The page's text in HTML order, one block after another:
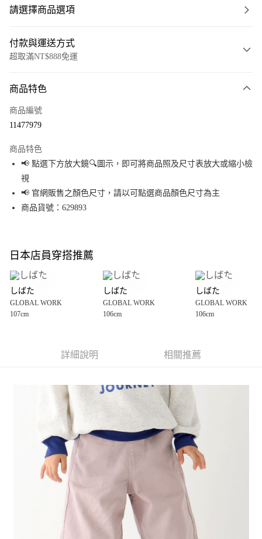
請選擇商品選項
付款與運送方式
超取滿NT$888免運
信用卡一次付款
Apple Pay
街口支付
悠遊付
全盈+PAY
大哥付你分期
【大哥付你分期使用說明】
1.本服務由台灣大哥大提供，台灣大哥大用戶可立即使用無須另外申請。
2.付款方式選擇「大哥付你分期」，訂單成立後會自動跳轉到大哥付的交易
3.實際核准額度、可分期數及費用金額請依後續交易確認頁面所載為準。
4.訂單成立30分鐘內，如未前往確認交易或遇審核未通過，訂單將自動取
【繳款方式說明】
1.分期款項不併入電信帳單，「大哥付你分期」於每月結算日後寄送繳費提
2.透過簡訊連結打開帳單後，可選擇「超商條碼／台灣大直營門市／銀行轉
帳／街口支付／iPASS MONEY」等通路繳費。
【注意事項】
1.本服務係由「台灣大哥大股份有限公司」（以下簡稱本公司）所提供，讓
用戶於交易時，得透過本服務購買商品或服務，並由商店將買賣／分期付款
買賣價金債權讓與本公司後，依約使用本公司帳單繳交帳款。
2.基於同意付款使用「大哥付你分期」之契約關係目的，商店將以您的個人
資料（包含姓名、電話或地址）提供予台灣大哥大進項蒐集、處理及利用，
由本公司與您本人進行分期帳單所需資料之確認、核對及更正。
3.完整用戶服務條款，請詳閱以下連結：https://oppay.tw/userRule
AFTEE先享後付
３．安心：先確認商品／服務後，再付款。
【「AFTEE先享後付」結帳流程】
１．於結帳方式選擇「AFTEE先享後付」後，將跳轉至「AFTEE先享後付」
結帳頁面，進行簡訊認證並確認金額後，即可完成結帳。
２．訂單成立數日內，您將收到繳費通知簡訊。
３．收到繳費通知簡訊後14天內，點擊此簡訊中的連結，可透過四大超商／
ATM／網路銀行／等多元方式進行付款，方視為交易完成。
※ 請注意：結帳手續完成當下不需立刻繳費，但若您需要取消訂單，請聯絡
購買商品的店家。未經商家同意取消之訂單仍視為有效，需透過AFTEE先享
※ 交易是否成功請以「AFTEE先享後付 」之結帳頁面顯示為準，若有關於
是否繳費成功／繳費後需取消欲退款等相關疑問，請聯繫「AFTEE先享後付
https://netprotections.freshdesk.com/support/home
每筆NT$80，滿NT$888(含以上)免運費
付款後 全家取貨
每筆NT$80，滿NT$888(含以上)免運費
7-11 取貨付款
每筆NT$80，滿NT$1,500(含以上)免運費
付款後 7-11取貨
每筆NT$80，滿NT$1,500(含以上)免運費
每筆NT$80，滿NT$1,500(含以上)免運費
商品特色
商品編號
11477979
商品特色
📢 點選下方放大鏡🔍圖示，即可將商品照及尺寸表放大或縮小檢
視
📢 官網販售之顏色尺寸，請以可點選商品顏色尺寸為主
商品貨號：629893
日本店員穿搭推薦
しばた
GLOBAL WORK
107cm
しばた
GLOBAL WORK
106cm
しばた
GLOBAL WORK
106cm
詳細說明 相關推薦